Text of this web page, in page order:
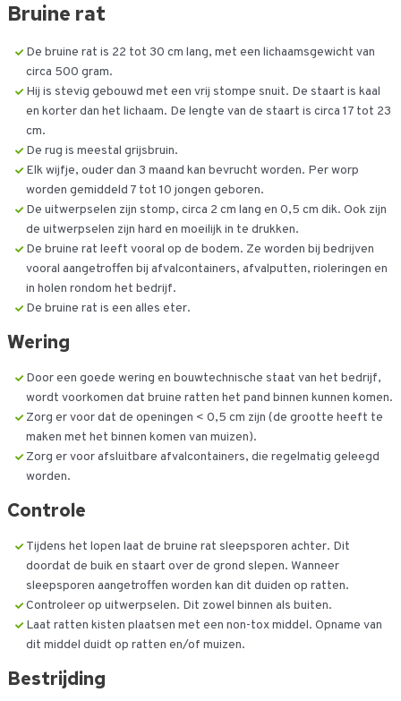
Bruine rat
De bruine rat is 22 tot 30 cm lang, met een lichaamsgewicht van
circa 500 gram.
Hij is stevig gebouwd met een vrij stompe snuit. De staart is kaal
en korter dan het lichaam. De lengte van de staart is circa 17 tot 23
cm.
De rug is meestal grijsbruin.
Elk wijfje, ouder dan 3 maand kan bevrucht worden. Per worp
worden gemiddeld 7 tot 10 jongen geboren.
De uitwerpselen zijn stomp, circa 2 cm lang en 0,5 cm dik. Ook zijn
de uitwerpselen zijn hard en moeilijk in te drukken.
De bruine rat leeft vooral op de bodem. Ze worden bij bedrijven
vooral aangetroffen bij afvalcontainers, afvalputten, rioleringen en
in holen rondom het bedrijf.
De bruine rat is een alles eter.
Wering
Door een goede wering en bouwtechnische staat van het bedrijf,
wordt voorkomen dat bruine ratten het pand binnen kunnen komen.
Zorg er voor dat de openingen < 0,5 cm zijn (de grootte heeft te
maken met het binnen komen van muizen).
Zorg er voor afsluitbare afvalcontainers, die regelmatig geleegd
worden.
Controle
Tijdens het lopen laat de bruine rat sleepsporen achter. Dit
doordat de buik en staart over de grond slepen. Wanneer
sleepsporen aangetroffen worden kan dit duiden op ratten.
Controleer op uitwerpselen. Dit zowel binnen als buiten.
Laat ratten kisten plaatsen met een non-tox middel. Opname van
dit middel duidt op ratten en/of muizen.
Bestrijding